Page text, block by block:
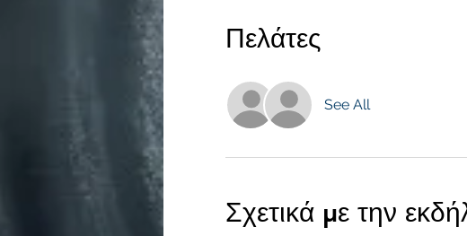
Πελάτες
See All
Σχετικά με την